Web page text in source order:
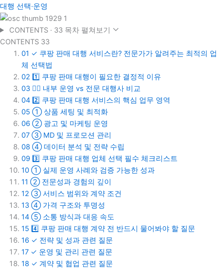
대행 선택·운영
CONTENTS · 33 목차 펼쳐보기
CONTENTS 33
01 ✓ 쿠팡 판매 대행 서비스란? 전문가가 알려주는 최적의 업
체 선택법
02 1️⃣ 쿠팡 판매 대행이 필요한 결정적 이유
03 👇🏻 내부 운영 vs 전문 대행사 비교
04 2️⃣ 쿠팡 판매 대행 서비스의 핵심 업무 영역
05 ① 상품 세팅 및 최적화
06 ② 광고 및 마케팅 운영
07 ③ MD 및 프로모션 관리
08 ④ 데이터 분석 및 전략 수립
09 3️⃣ 쿠팡 판매 대행 업체 선택 필수 체크리스트
10 ① 실제 운영 사례와 검증 가능한 성과
11 ② 전문성과 경험의 깊이
12 ③ 서비스 범위와 계약 조건
13 ④ 가격 구조와 투명성
14 ⑤ 소통 방식과 대응 속도
15 4️⃣ 쿠팡 판매 대행 계약 전 반드시 물어봐야 할 질문
16 ✓ 전략 및 성과 관련 질문
17 ✓ 운영 및 관리 관련 질문
18 ✓ 계약 및 협업 관련 질문